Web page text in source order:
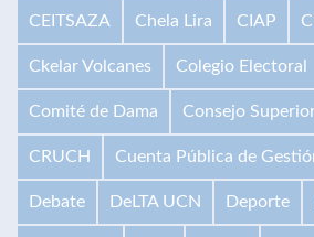
CEITSAZA Chela Lira CIAP
Ckelar Volcanes Colegio Electoral
Comité de Dama Consejo
CRUCH Cuenta Pública de
Debate DeLTA UCN Deporte